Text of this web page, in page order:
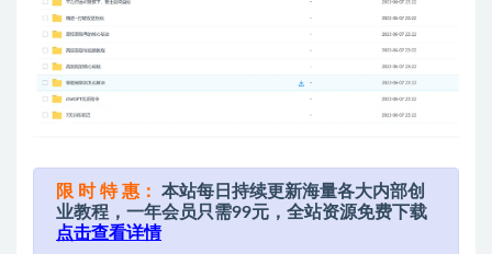
限 时 特 惠：
本站每日持续更新海量各大内部创
业教程，一年会员只需99元，全站资源免费下载
点击查看详情